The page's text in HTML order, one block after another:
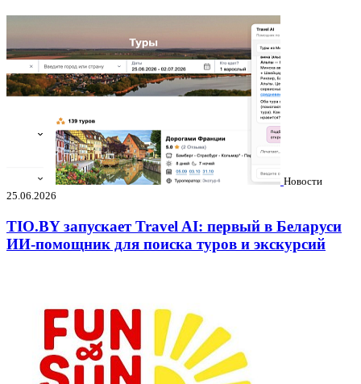
Новости
25.06.2026
TIO.BY запускает Travel AI: первый в Беларуси
ИИ-помощник для поиска туров и экскурсий